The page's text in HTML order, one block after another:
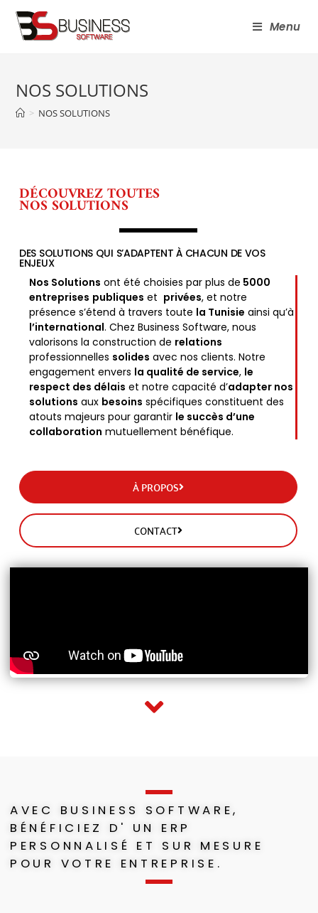
Menu
NOS SOLUTIONS
> NOS SOLUTIONS
DÉCOUVREZ TOUTES
NOS SOLUTIONS
DES SOLUTIONS QUI S’ADAPTENT À CHACUN DE VOS
ENJEUX
Nos Solutions ont été choisies par plus de 5000
entreprises publiques et privées, et notre
présence s’étend à travers toute la Tunisie ainsi qu’à
l’international. Chez Business Software, nous
valorisons la construction de relations
professionnelles solides avec nos clients. Notre
engagement envers la qualité de service, le
respect des délais et notre capacité d’adapter nos
solutions aux besoins spécifiques constituent des
atouts majeurs pour garantir le succès d’une
collaboration mutuellement bénéfique.
À PROPOS
CONTACT
AVEC BUSINESS SOFTWARE,
BÉNÉFICIEZ D' UN ERP
PERSONNALISÉ ET SUR MESURE
POUR VOTRE ENTREPRISE.